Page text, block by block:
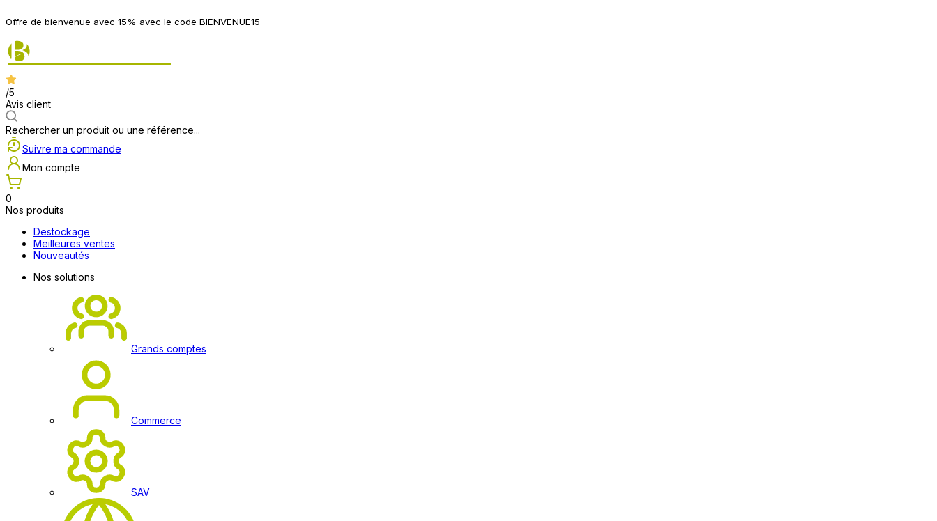
Offre de bienvenue avec 15% avec le code BIENVENUE15
/5
Avis client
Rechercher un produit ou une référence...
Suivre ma commande
Mon compte
0
Nos produits
Destockage
Meilleures ventes
Nouveautés
Nos solutions
Grands comptes
Commerce
SAV